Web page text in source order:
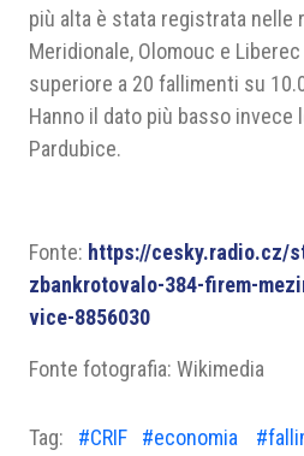
più alta è stata registrata nelle
Meridionale, Olomouc e
superiore a 20 fallimenti su
Hanno il dato più basso invece
Pardubice.
Fonte: https://cesky.radio.cz/
zbankrotovalo-384-firem-
vice-8856030
Fonte fotografia: Wikimedia
Tag: #CRIF
#economia